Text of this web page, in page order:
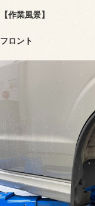
【作業風景】
フロント